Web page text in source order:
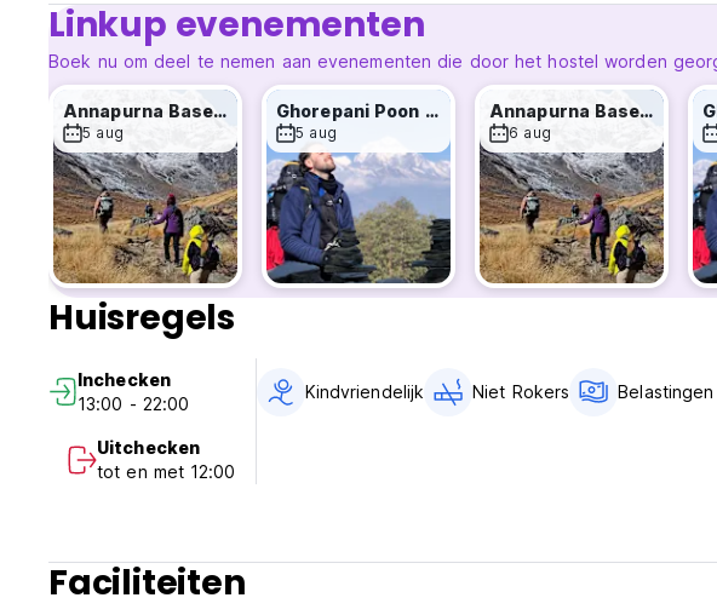
Linkup evenementen
Boek nu om deel te nemen aan evenementen die door het hostel worden
Annapurna Base Camp Trek
5 aug
Ghorepani Poon Hill Trek
5 aug
Annapurna Base Camp Trek
6 aug
Huisregels
Inchecken
13:00 - 22:00
Uitchecken
tot en met 12:00
Kindvriendelijk Niet Rokers
Faciliteiten